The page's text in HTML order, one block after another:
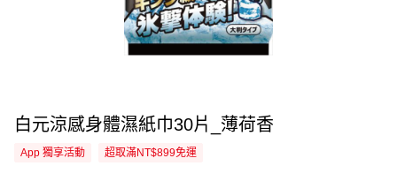
白元涼感身體濕紙巾30片_薄荷香
App 獨享活動 超取滿NT$899免運